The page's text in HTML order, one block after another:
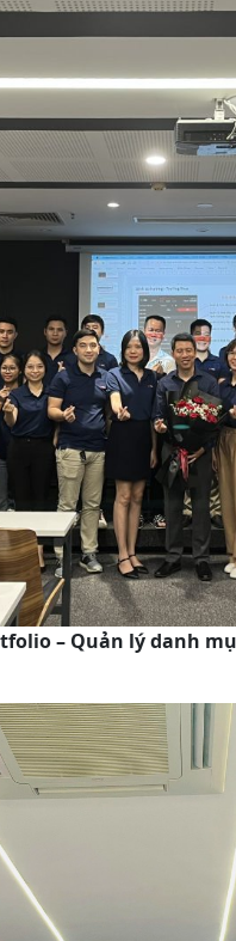
– Quản lý danh